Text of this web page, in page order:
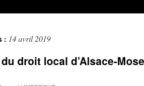
: 14 avril 2019
droit local d’Alsace-